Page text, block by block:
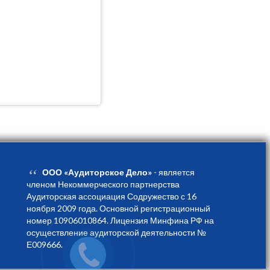
“ ООО «Аудиторское Дело» - является
членом Некоммерческого партнерства
Аудиторская ассоциация Содружество с 16
ноября 2009 года. Основной регистрационный
номер 10906010864. Лицензия Минфина РФ на
осуществление аудиторской деятельности №
Е009666.